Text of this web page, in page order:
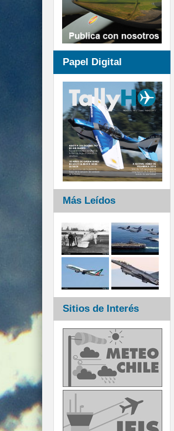
Papel Digital
Más Leídos
Sitios de Interés